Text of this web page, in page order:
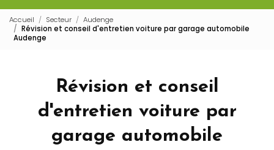
Accueil Secteur
Audenge
Révision et conseil d'entretien voiture par garage automobile
Audenge
Révision et conseil
d'entretien voiture par
garage automobile